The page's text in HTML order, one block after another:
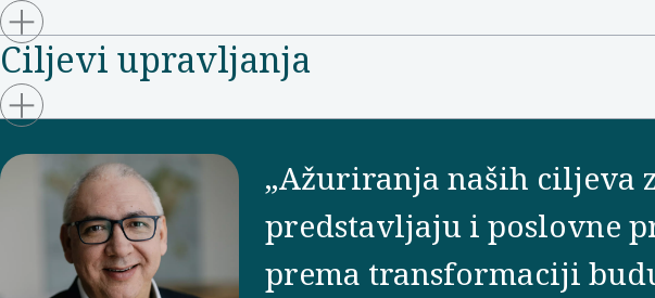
Ciljevi upravljanja
„Ažuriranja naših ciljeva
predstavljaju i poslovne
prema transformaciji